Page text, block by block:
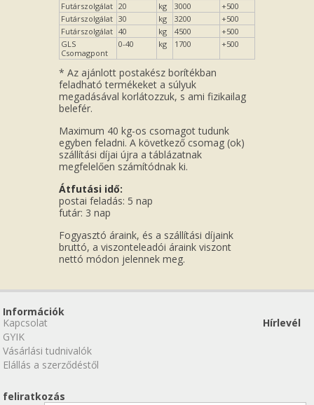
Futárszolgálat 20 kg 3000
+500
Futárszolgálat 30 kg 3200
+500
Futárszolgálat 40 kg 4500
+500
GLS
Csomagpont
0-40 kg 1700 +500
* Az ajánlott postakész borítékban
feladható termékeket a súlyuk
megadásával korlátozzuk, s ami fizikailag
belefér.
Maximum 40 kg-os csomagot tudunk
egyben feladni. A következő csomag (ok)
szállítási díjai újra a táblázatnak
megfelelően számítódnak ki.
Átfutási idő:
postai feladás: 5 nap
futár: 3 nap
Fogyasztó áraink, és a szállítási díjaink
bruttó, a viszonteleadói áraink viszont
nettó módon jelennek meg.
Információk
Kapcsolat
GYIK
Vásárlási tudnivalók
Elállás a szerződéstől
Hírlevél
feliratkozás